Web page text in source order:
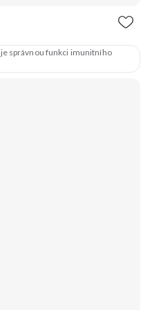
správnou funkci imunitního